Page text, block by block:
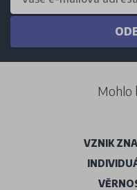
Mohlo
VZNIK